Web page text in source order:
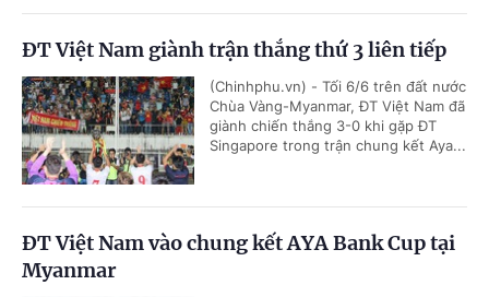
ĐT Việt Nam giành trận thắng thứ 3 liên tiếp
(Chinhphu.vn) - Tối 6/6 trên đất nước
Chùa Vàng-Myanmar, ĐT Việt Nam đã
giành chiến thắng 3-0 khi gặp ĐT
Singapore trong trận chung kết Aya...
ĐT Việt Nam vào chung kết AYA Bank Cup tại
Myanmar